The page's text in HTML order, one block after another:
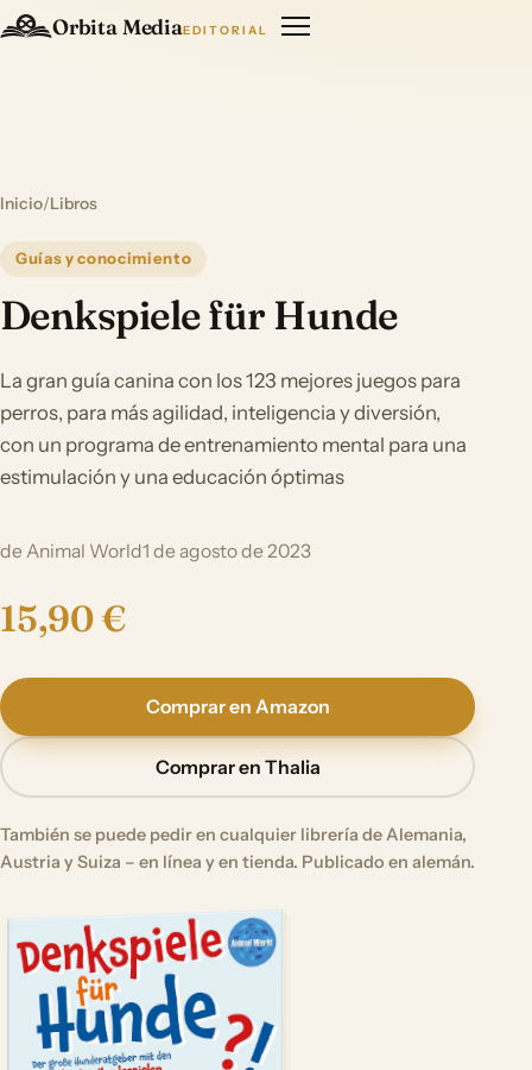
Orbita MediaEDITORIAL
Inicio/Libros
Guías y conocimiento
Denkspiele für Hunde
La gran guía canina con los 123 mejores juegos para
perros, para más agilidad, inteligencia y diversión,
con un programa de entrenamiento mental para una
estimulación y una educación óptimas
de Animal World1 de agosto de 2023
15,90 €
Comprar en Amazon
Comprar en Thalia
También se puede pedir en cualquier librería de Alemania,
Austria y Suiza – en línea y en tienda. Publicado en alemán.